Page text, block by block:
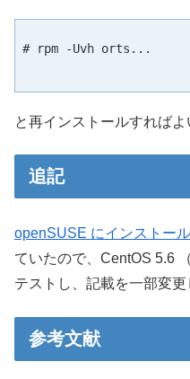
# rpm -Uvh orts...
と再インストールすればよ
追記
openSUSE にインストール
ていたので、CentOS 5.6
テストし、記載を一部変更
参考文献